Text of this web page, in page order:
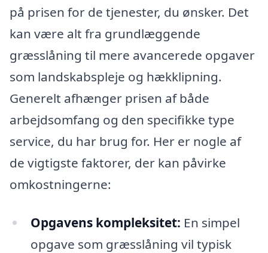
på prisen for de tjenester, du ønsker. Det
kan være alt fra grundlæggende
græsslåning til mere avancerede opgaver
som landskabspleje og hækklipning.
Generelt afhænger prisen af både
arbejdsomfang og den specifikke type
service, du har brug for. Her er nogle af
de vigtigste faktorer, der kan påvirke
omkostningerne:
Opgavens kompleksitet: En simpel
opgave som græsslåning vil typisk